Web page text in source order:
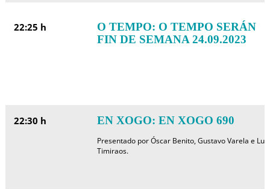
22:25 h
O TEMPO: O TEMPO SERÁN
FIN DE SEMANA 24.09.2023
22:30 h EN XOGO: EN XOGO 690
Presentado por Óscar Benito, Gustavo Varela e Luís
Timiraos.